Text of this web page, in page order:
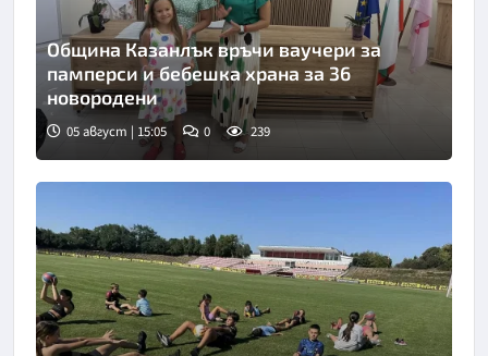
Община Казанлък връчи ваучери за
памперси и бебешка храна за 36
новородени
05 август | 15:05 0 239